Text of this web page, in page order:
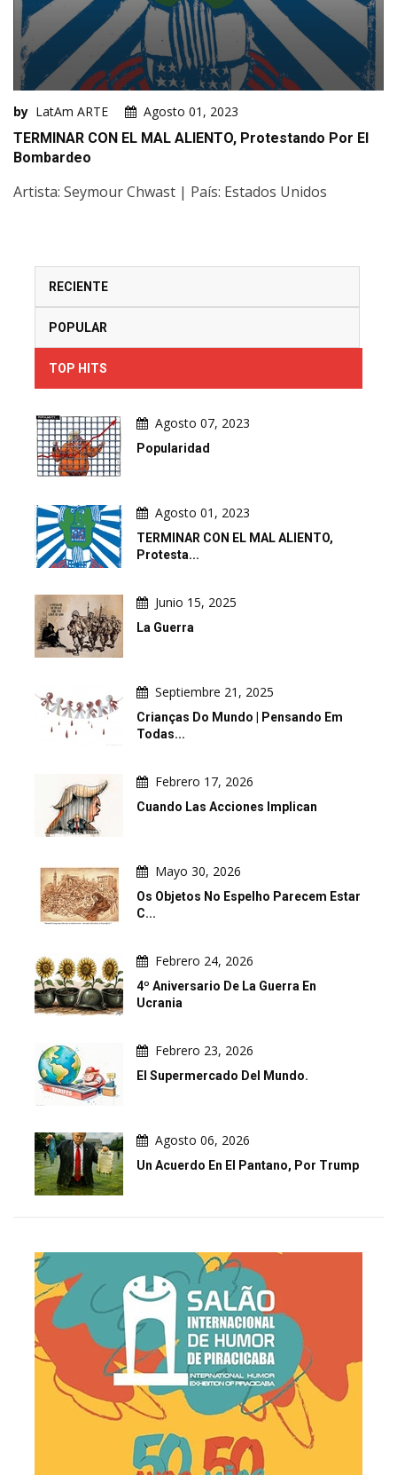
by LatAm ARTE
Agosto 01, 2023
TERMINAR CON EL MAL ALIENTO, Protestando Por El
Bombardeo
Artista: Seymour Chwast | País: Estados Unidos
RECIENTE
POPULAR
TOP HITS
Agosto 07, 2023
Popularidad
Agosto 01, 2023
TERMINAR CON EL MAL ALIENTO,
Protesta...
Junio 15, 2025
La Guerra
Septiembre 21, 2025
Crianças Do Mundo | Pensando Em
Todas...
Febrero 17, 2026
Cuando Las Acciones Implican
Mayo 30, 2026
Os Objetos No Espelho Parecem Estar
C...
Febrero 24, 2026
4º Aniversario De La Guerra En
Ucrania
Febrero 23, 2026
El Supermercado Del Mundo.
Agosto 06, 2026
Un Acuerdo En El Pantano, Por Trump